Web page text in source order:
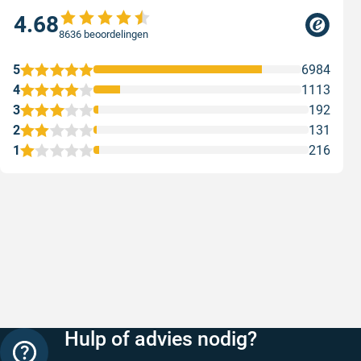
4.688636 beoordelingen
1 216
2 131
3 192
4 1113
5 6984
Hulp of advies nodig?